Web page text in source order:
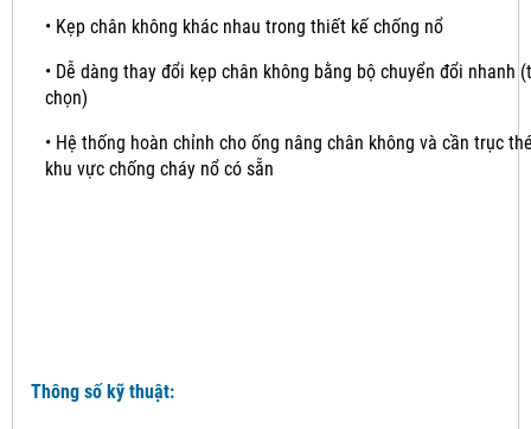
• Kẹp chân không khác nhau trong thiết kế chống nổ
• Dễ dàng thay đổi kẹp chân không bằng bộ chuyển đổi nhanh
chọn)
• Hệ thống hoàn chỉnh cho ống nâng chân không và cần trục
khu vực chống cháy nổ có sẵn
Thông số kỹ thuật: